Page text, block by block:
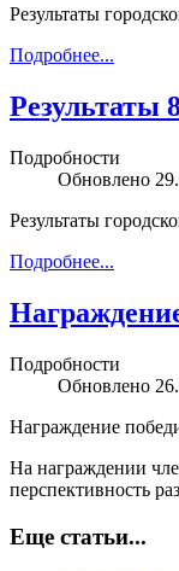
Результаты
Подробнее...
Результаты
Подробности
Обновлено
Результаты
Подробнее...
Подробности
Обновлено
Награждение
На награждении
перспективность
Еще статьи...